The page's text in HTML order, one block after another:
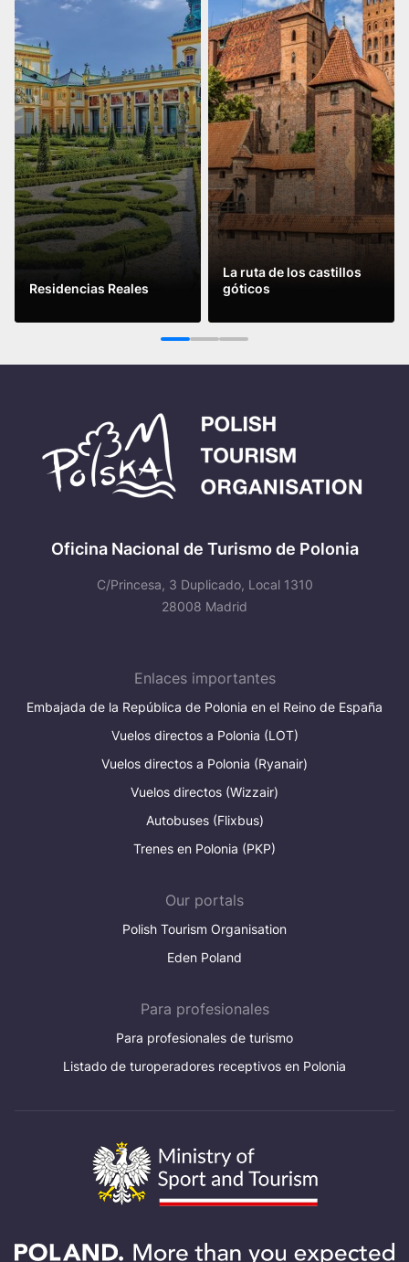
Residencias Reales
Leer más
La ruta de los castillos
góticos
Leer más
1 2 3
Oficina Nacional de Turismo de Polonia
C/Princesa, 3 Duplicado, Local 1310
28008 Madrid
Enlaces importantes
Embajada de la República de Polonia en el Reino de España
Vuelos directos a Polonia (LOT)
Vuelos directos a Polonia (Ryanair)
Vuelos directos (Wizzair)
Autobuses (Flixbus)
Trenes en Polonia (PKP)
Our portals
Polish Tourism Organisation
Eden Poland
Para profesionales
Para profesionales de turismo
Listado de turoperadores receptivos en Polonia